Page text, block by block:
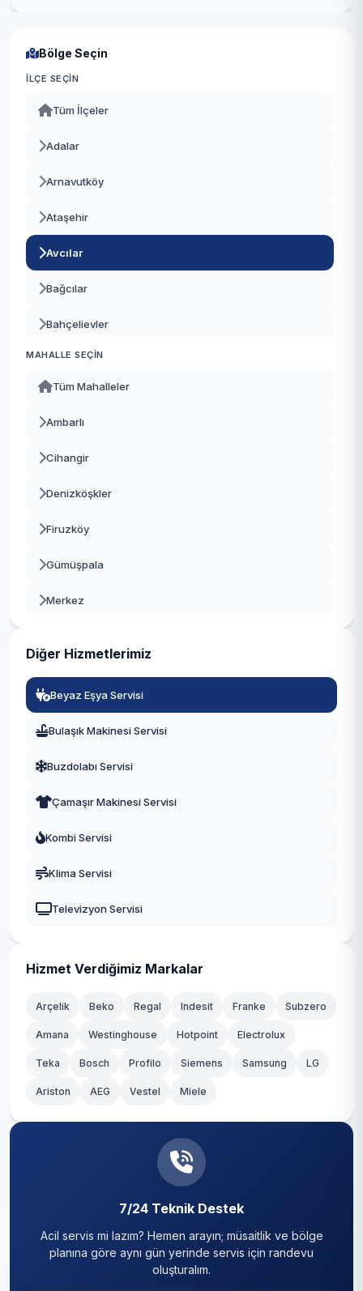
Bölge Seçin
İLÇE SEÇIN
Tüm İlçeler
Adalar
Arnavutköy
Ataşehir
Avcılar
Bağcılar
Bahçelievler
Bakırköy
Başakşehir
Beşiktaş
Beylikdüzü
Beyoğlu
Çekmeköy
Esenler
Kağıthane
Kartal
Küçükçekmece
Sultanbeyli
MAHALLE SEÇIN
Tüm Mahalleler
Ambarlı
Cihangir
Denizköşkler
Firuzköy
Gümüşpala
Merkez
Diğer Hizmetlerimiz
Beyaz Eşya Servisi
Bulaşık Makinesi Servisi
Buzdolabı Servisi
Çamaşır Makinesi Servisi
Kombi Servisi
Klima Servisi
Televizyon Servisi
Hizmet Verdiğimiz Markalar
Arçelik Beko Regal Indesit Franke Subzero
Amana Westinghouse Hotpoint Electrolux
Teka Bosch Profilo Siemens Samsung LG
Ariston AEG Vestel Miele
7/24 Teknik Destek
Acil servis mi lazım? Hemen arayın; müsaitlik ve bölge
planına göre aynı gün yerinde servis için randevu
oluşturalım.